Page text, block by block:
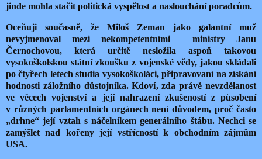
jinde mohla stačit politická vyspělost a naslouchání poradcům.
Oceňuji současně, že Miloš Zeman jako galantní muž
nevyjmenoval mezi nekompetentními ministry Janu
Černochovou, která určitě nesložila aspoň takovou
vysokoškolskou státní zkoušku z vojenské vědy, jakou skládali
po čtyřech letech studia vysokoškoláci, připravovaní na získání
hodnosti záložního důstojníka. Kdoví, zda právě nevzdělanost
ve věcech vojenství a její nahrazení zkušeností z působení
v různých parlamentních orgánech není důvodem, proč často
„drhne“ její vztah s náčelníkem generálního štábu. Nechci se
zamýšlet nad kořeny její vstřícností k obchodním zájmům
USA.